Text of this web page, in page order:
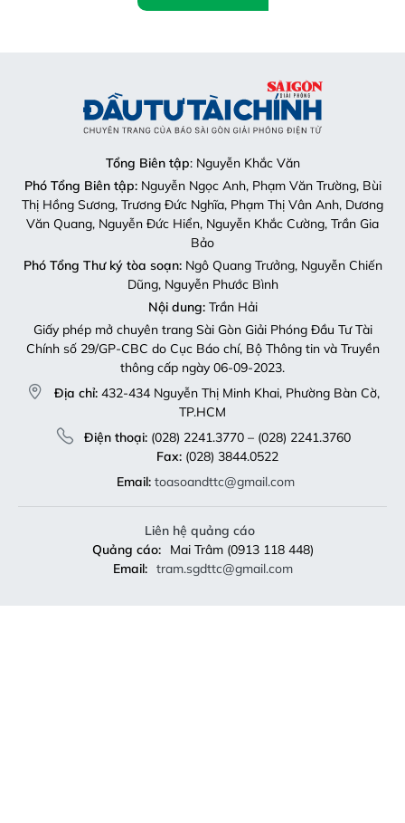
Tổng Biên tập: Nguyễn Khắc Văn
Phó Tổng Biên tập:Nguyễn Ngọc Anh, Phạm Văn Trường, Bùi
Thị Hồng Sương, Trương Đức Nghĩa, Phạm Thị Vân Anh, Dương
Văn Quang, Nguyễn Đức Hiển, Nguyễn Khắc Cường, Trần Gia
Bảo
Phó Tổng Thư ký tòa soạn:Ngô Quang Trưởng, Nguyễn Chiến
Dũng, Nguyễn Phước Bình
Nội dung:Trần Hải
Giấy phép mở chuyên trang Sài Gòn Giải Phóng Đầu Tư Tài
Chính số 29/GP-CBC do Cục Báo chí, Bộ Thông tin và Truyền
thông cấp ngày 06-09-2023.
Địa chỉ: 432-434 Nguyễn Thị Minh Khai, Phường Bàn Cờ,
TP.HCM
Điện thoại:(028) 2241.3770 – (028) 2241.3760
Fax:(028) 3844.0522
Email: toasoandttc@gmail.com
Liên hệ quảng cáo
Quảng cáo:
Mai Trâm (0913 118 448)
Email: tram.sgdttc@gmail.com